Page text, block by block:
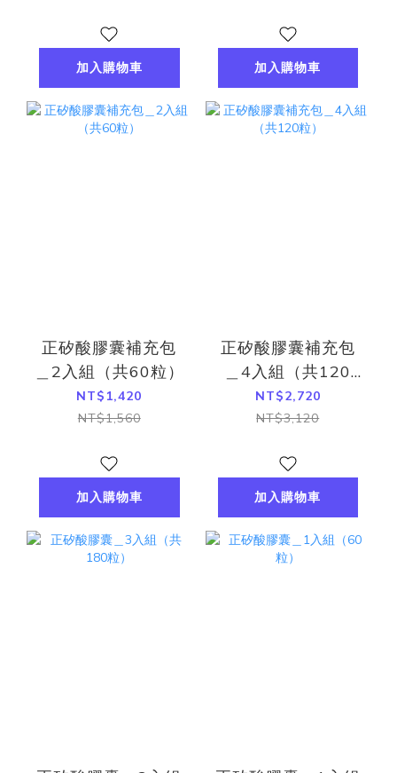
加入購物車 加入購物車
正矽酸膠囊補充包
＿2入組（共60粒）
NT$1,420
NT$1,560
加入購物車
正矽酸膠囊補充包
＿4入組（共120
粒）
NT$2,720
NT$3,120
加入購物車